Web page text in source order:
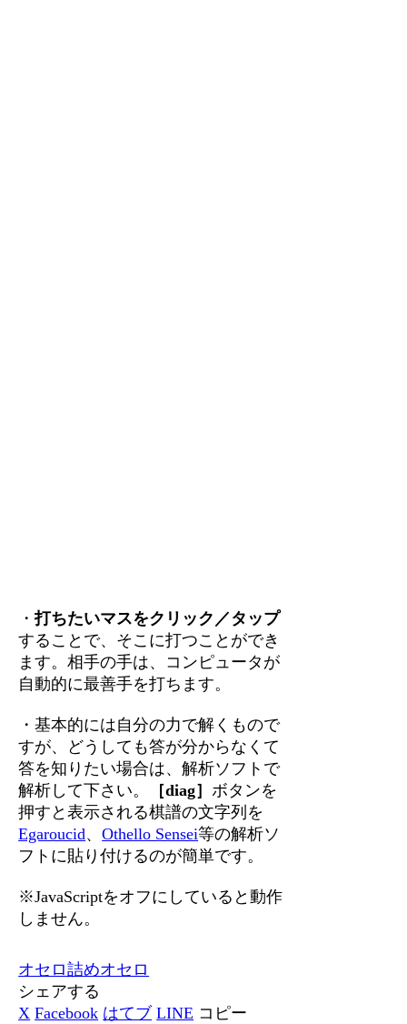
・打ちたいマスをクリック／タップ
することで、そこに打つことができ
ます。相手の手は、コンピュータが
自動的に最善手を打ちます。
・基本的には自分の力で解くもので
すが、どうしても答が分からなくて
答を知りたい場合は、解析ソフトで
解析して下さい。
［diag］ ボタンを
押すと表示される棋譜の文字列を
Egaroucid、Othello Sensei等の解析ソ
フトに貼り付けるのが簡単です。
※JavaScriptをオフにしていると動作
しません。
オセロ詰めオセロ
シェアする
X Facebook はてブ LINE コピー